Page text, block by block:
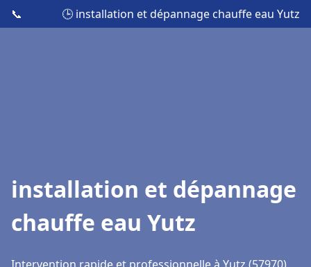
📞 🕒 installation et dépannage chauffe eau Yutz
installation et dépannage
chauffe eau Yutz